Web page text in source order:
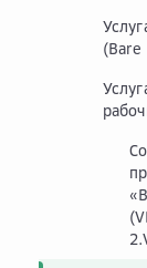
(Bare